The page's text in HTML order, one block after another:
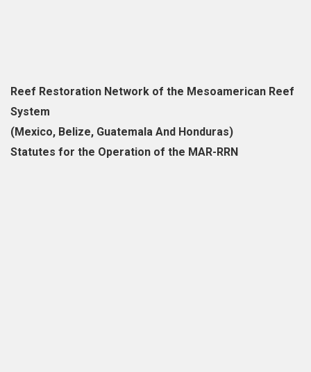
Reef Restoration Network of the Mesoamerican Reef
System
(Mexico, Belize, Guatemala And Honduras)
Statutes for the Operation of the MAR-RRN